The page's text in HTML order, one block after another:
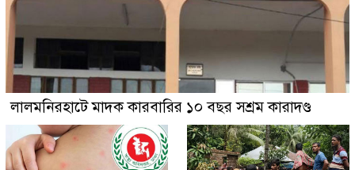
লালমনিরহাটে মাদক কারবারির ১০ বছর সশ্রম কারাদণ্ড